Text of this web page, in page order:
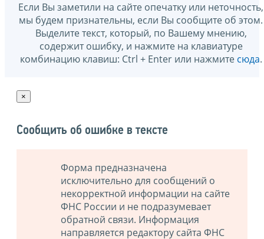
Если Вы заметили на сайте опечатку или неточность,
мы будем признательны, если Вы сообщите об этом.
Выделите текст, который, по Вашему мнению,
содержит ошибку, и нажмите на клавиатуре
комбинацию клавиш: Ctrl + Enter или нажмите сюда.
×
Сообщить об ошибке в тексте
Форма предназначена
исключительно для сообщений о
некорректной информации на сайте
ФНС России и не подразумевает
обратной связи. Информация
направляется редактору сайта ФНС